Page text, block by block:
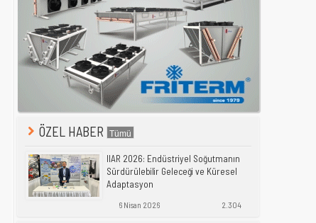
ÖZEL HABER
IIAR 2026: Endüstriyel Soğutmanın
Sürdürülebilir Geleceği ve Küresel
Adaptasyon
6 Nisan 2026 2.304